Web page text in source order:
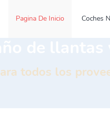
Pagina De Inicio Coches
todos los